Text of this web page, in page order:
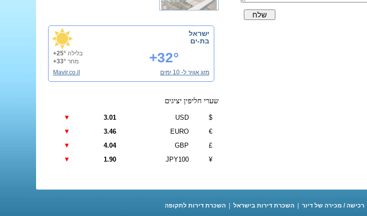
שלח
ישראל
בת-ים
+32° בלילה+25°
מחר+33°
מזג אוויר ל- 10 ימים
Mavir.co.il
שערי חליפין יציגים
$
USD
3.01
▼
€
EURO
3.46
▼
£
GBP
4.04
▼
¥
JPY100
1.90
▼
רכישה / מכירה של דיור השכרת דירות בישראל
השכרת דירות לתקופה